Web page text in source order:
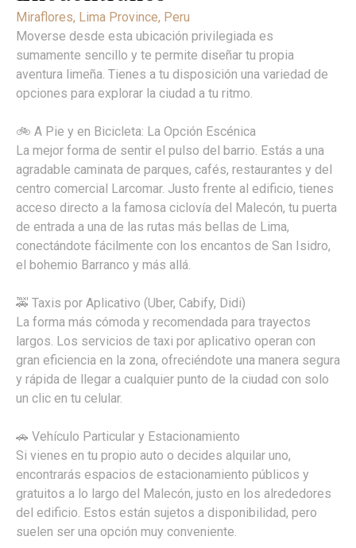
Miraflores, Lima Province, Peru
Moverse desde esta ubicación privilegiada es
sumamente sencillo y te permite diseñar tu propia
aventura limeña. Tienes a tu disposición una variedad de
opciones para explorar la ciudad a tu ritmo.
🚲 A Pie y en Bicicleta: La Opción Escénica
La mejor forma de sentir el pulso del barrio. Estás a una
agradable caminata de parques, cafés, restaurantes y del
centro comercial Larcomar. Justo frente al edificio, tienes
acceso directo a la famosa ciclovía del Malecón, tu puerta
de entrada a una de las rutas más bellas de Lima,
conectándote fácilmente con los encantos de San Isidro,
el bohemio Barranco y más allá.
🚕 Taxis por Aplicativo (Uber, Cabify, Didi)
La forma más cómoda y recomendada para trayectos
largos. Los servicios de taxi por aplicativo operan con
gran eficiencia en la zona, ofreciéndote una manera segura
y rápida de llegar a cualquier punto de la ciudad con solo
un clic en tu celular.
🚗 Vehículo Particular y Estacionamiento
Si vienes en tu propio auto o decides alquilar uno,
encontrarás espacios de estacionamiento públicos y
gratuitos a lo largo del Malecón, justo en los alrededores
del edificio. Estos están sujetos a disponibilidad, pero
suelen ser una opción muy conveniente.